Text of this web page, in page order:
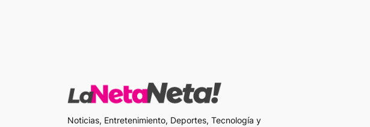
Noticias, Entretenimiento, Deportes, Tecnología y